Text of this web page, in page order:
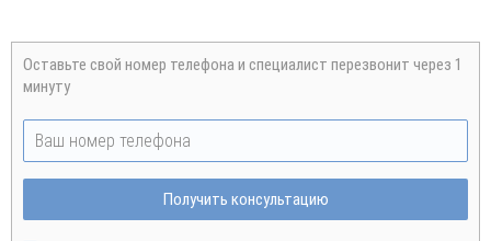
Оставьте свой номер телефона и специалист перезвонит через 1
минуту
Получить консультацию